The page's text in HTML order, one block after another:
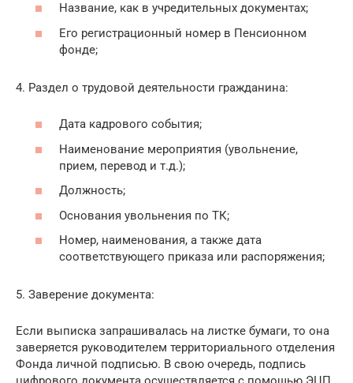
Название, как в учредительных документах;
Его регистрационный номер в Пенсионном
фонде;
4. Раздел о трудовой деятельности гражданина:
Дата кадрового события;
Наименование мероприятия (увольнение,
прием, перевод и т.д.);
Должность;
Основания увольнения по ТК;
Номер, наименования, а также дата
соответствующего приказа или распоряжения;
5. Заверение документа:
Если выписка запрашивалась на листке бумаги, то она
заверяется руководителем территориального отделения
Фонда личной подписью. В свою очередь, подпись